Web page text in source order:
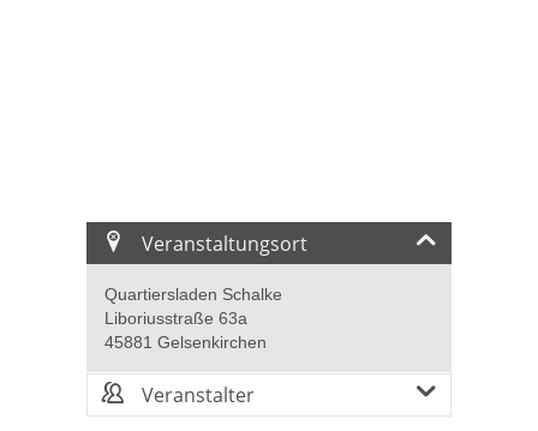
Veranstaltungsort
Quartiersladen Schalke
Liboriusstraße 63a
45881 Gelsenkirchen
Veranstalter